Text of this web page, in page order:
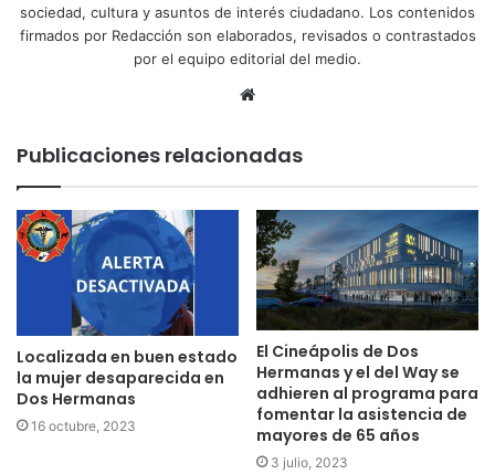
sociedad, cultura y asuntos de interés ciudadano. Los contenidos
firmados por Redacción son elaborados, revisados o contrastados
por el equipo editorial del medio.
Sitio
Publicaciones relacionadas
Localizada en buen estado
la mujer desaparecida en
Dos Hermanas
16 octubre, 2023
El Cineápolis de Dos
Hermanas y el del Way se
adhieren al programa para
fomentar la asistencia de
mayores de 65 años
3 julio, 2023